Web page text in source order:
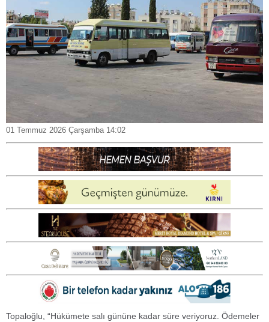
01 Temmuz 2026 Çarşamba 14:02
Topaloğlu, “Hükümete salı gününe kadar süre veriyoruz. Ödemeler